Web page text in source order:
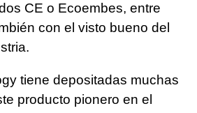
CE o Ecoembes, entre
con el visto bueno del
tiene depositadas muchas
producto pionero en el